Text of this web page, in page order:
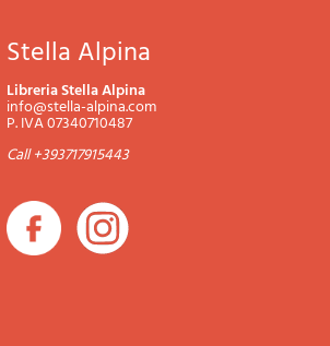
Stella Alpina
Libreria Stella Alpina
info@stella-alpina.com
P. IVA 07340710487
Call +393717915443